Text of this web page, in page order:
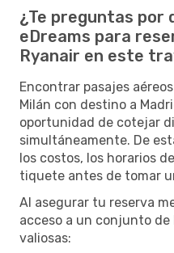
¿Te preguntas por
eDreams para
Ryanair en este
Encontrar pasajes
Milán con destino a
oportunidad de cotejar
simultáneamente. De
los costos, los horarios
tiquete antes de tomar
Al asegurar tu reserva
acceso a un conjunto
valiosas: